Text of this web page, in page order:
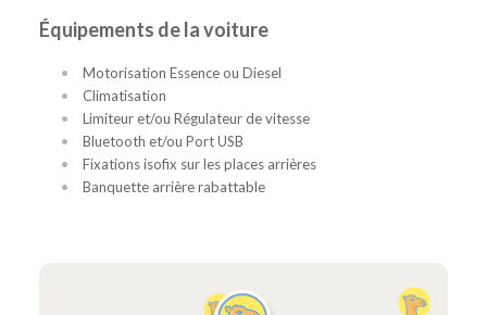
Équipements de la voiture
Motorisation Essence ou Diesel
Climatisation
Limiteur et/ou Régulateur de vitesse
Bluetooth et/ou Port USB
Fixations isofix sur les places arrières
Banquette arrière rabattable